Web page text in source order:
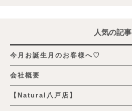
人気の記事
今月お誕生月のお客様へ♡
会社概要
【Natural八戸店】